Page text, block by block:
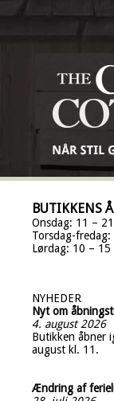
BUTIKKENS
Onsdag: 11 – 21
Torsdag-
Lørdag: 10 – 15
NYHEDER
Nyt om
4. august 2026
Butikken åbner
august kl. 11.
Ændring af